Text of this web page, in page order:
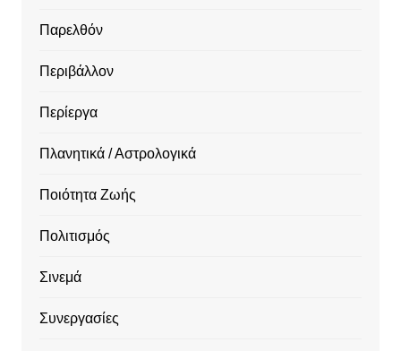
Παρελθόν
Περιβάλλον
Περίεργα
Πλανητικά / Αστρολογικά
Ποιότητα Ζωής
Πολιτισμός
Σινεμά
Συνεργασίες